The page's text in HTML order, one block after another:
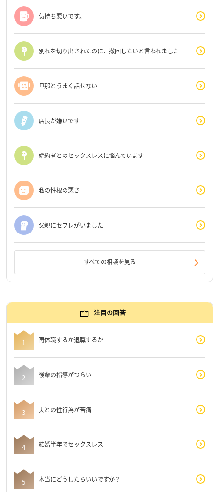
気持ち悪いです。
別れを切り出されたのに、撤回したいと言われました
旦那とうまく話せない
店長が嫌いです
婚約者とのセックスレスに悩んでいます
私の性根の悪さ
父親にセフレがいました
すべての相談を見る
注目の回答
再休職するか退職するか
後輩の指導がつらい
夫との性行為が苦痛
結婚半年でセックスレス
本当にどうしたらいいですか？